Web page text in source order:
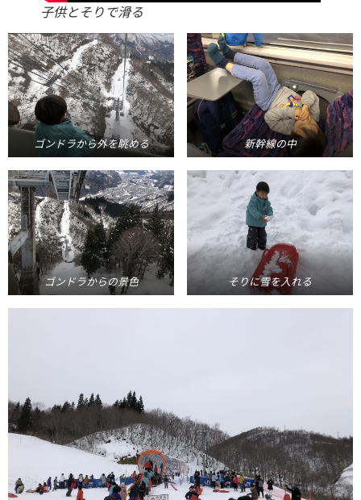
子供とそりで滑る
ゴンドラから外を眺める 新幹線の中
ゴンドラからの景色 そりに雪を入れる